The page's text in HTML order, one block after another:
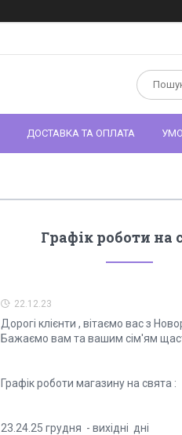
ДОСТАВКА ТА ОПЛАТА
Графік роботи на
22.12.23
Дорогі клієнти , вітаємо вас з
Бажаємо вам та вашим сім'ям
Графік роботи магазину на свята :
23.24.25 грудня - вихідні дні